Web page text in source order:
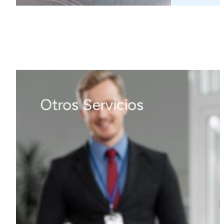
Otros Servicios